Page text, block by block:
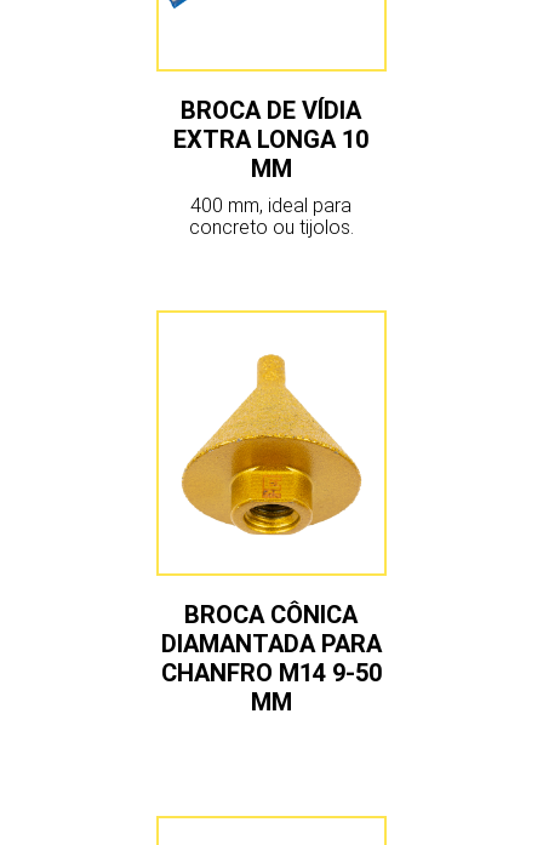
BROCA DE VÍDIA
EXTRA LONGA 10
MM
400 mm, ideal para
concreto ou tijolos.
BROCA CÔNICA
DIAMANTADA PARA
CHANFRO M14 9-50
MM